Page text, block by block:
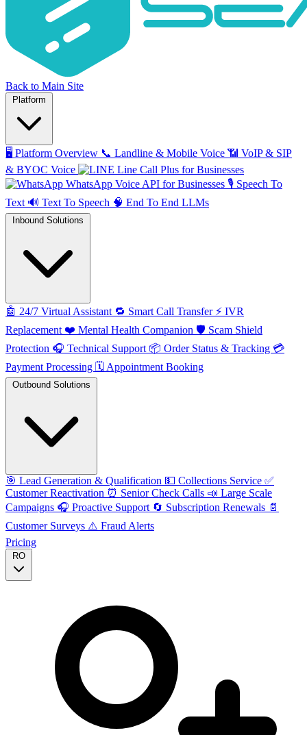
Back to Main Site
Platform
🖥️ Platform Overview 📞 Landline & Mobile Voice 📶 VoIP & SIP
& BYOC Voice
Line Call Plus for Businesses
WhatsApp Voice API for Businesses 🎙️ Speech To
Text 🔊 Text To Speech 🧠 End To End LLMs
Inbound Solutions
🤖 24/7 Virtual Assistant 🔁 Smart Call Transfer ⚡️ IVR
Replacement ❤️ Mental Health Companion 🛡️ Scam Shield
Protection 🎧 Technical Support 📦 Order Status & Tracking 💳
Payment Processing 🗓️ Appointment Booking
Outbound Solutions
🎯 Lead Generation & Qualification 💵 Collections Service ✅
Customer Reactivation ⏰ Senior Check Calls 📣 Large Scale
Campaigns 🎧 Proactive Support 🔄 Subscription Renewals 📄
Customer Surveys ⚠️ Fraud Alerts
Pricing
RO